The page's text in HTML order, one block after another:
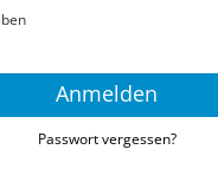
Anmelden
Passwort vergessen?